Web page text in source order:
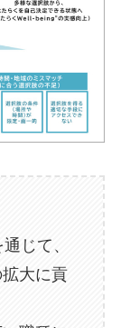
じて、
大に貢